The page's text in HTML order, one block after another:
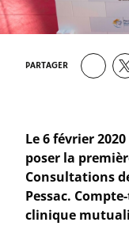
PARTAGER
Le 6 février
poser la
Consultations
Pessac.
clinique